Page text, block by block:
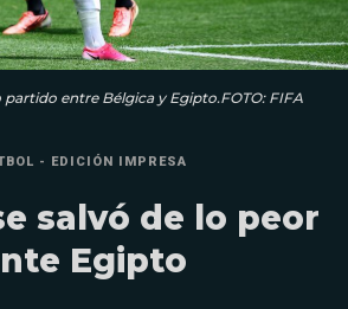
entre Bélgica y Egipto.FOTO: FIFA
- EDICIÓN IMPRESA
salvó de lo peor
Egipto